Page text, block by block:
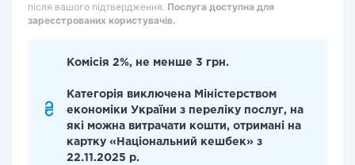
після вашого підтвердження. Послуга доступна для
зареєстрованих користувачів.
Комісія 2%, не менше 3 грн.
Категорія виключена Міністерством
економіки України з переліку послуг, на
які можна витрачати кошти, отримані на
картку «Національний кешбек» з
22.11.2025 р.